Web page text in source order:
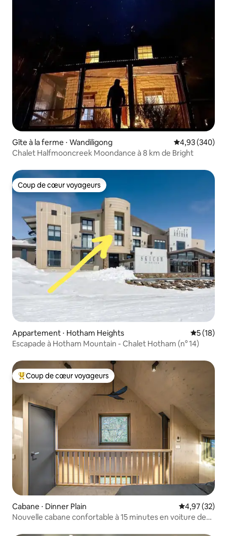
Gîte à la ferme ⋅ Wandiligong Évaluation
4,93 (340)
Chalet Halfmooncreek Moondance à 8 km de Bright
Coup de cœur voyageurs
Coup de cœur voyageurs
Appartement ⋅ Hotham Heights
5 (18)
Escapade à Hotham Mountain - Chalet Hotham (n° 14)
Coups de cœur voyageurs les plus appréciés
Coup de cœur voyageurs
Cabane ⋅ Dinner Plain Évaluation
4,97 (32)
Nouvelle cabane confortable à 15 minutes en voiture de